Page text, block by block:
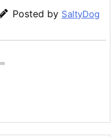
Posted by SaltyDog